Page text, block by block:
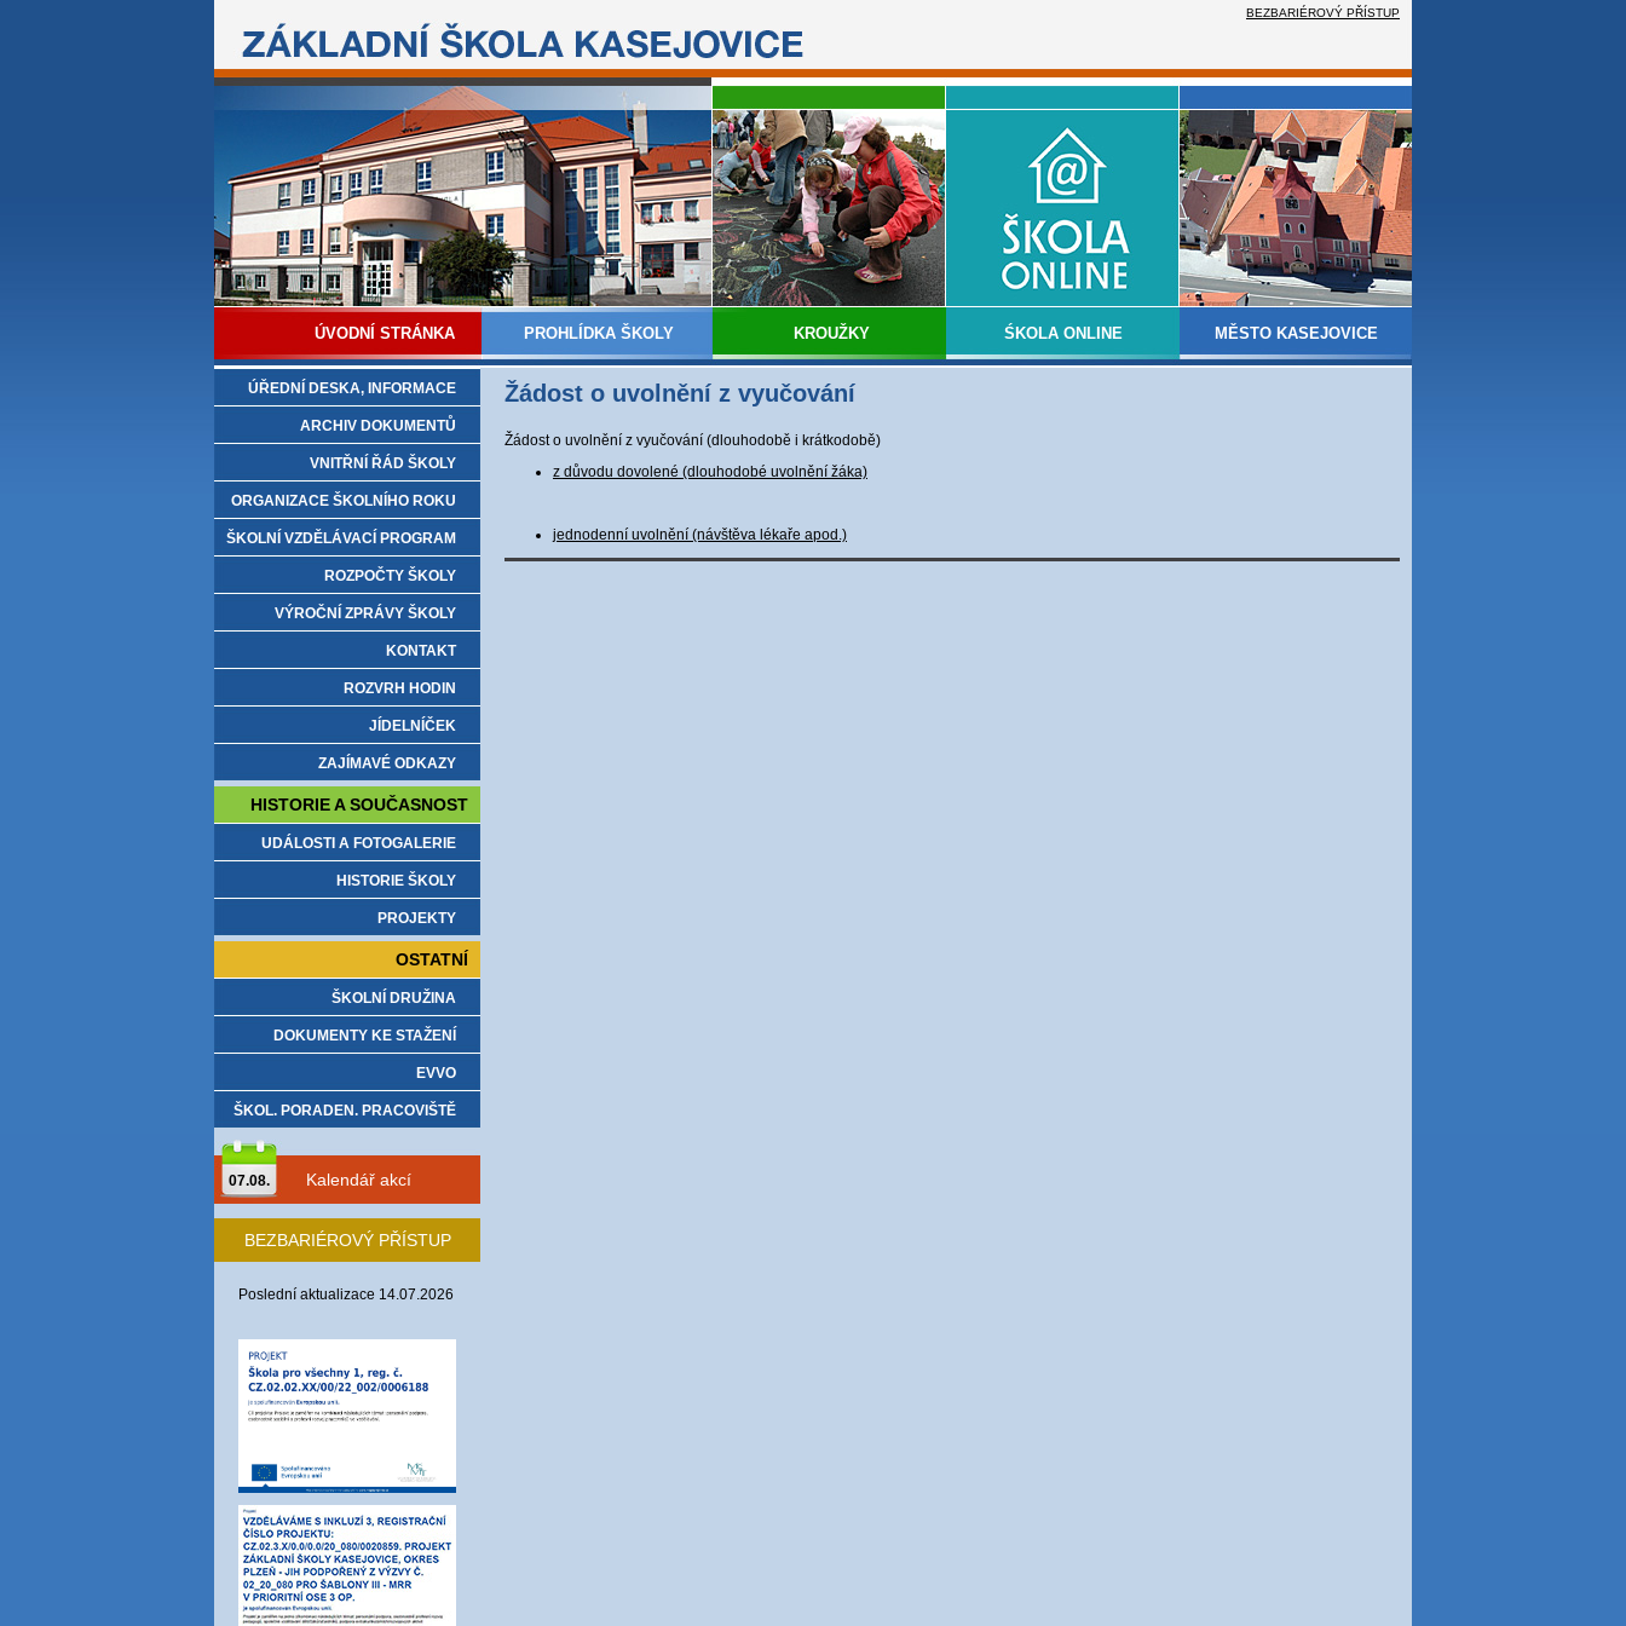
BEZBARIÉROVÝ PŘÍSTUP
ÚVODNÍ STRÁNKA PROHLÍDKA ŠKOLY KROUŽKY ŚKOLA ONLINE MĚSTO KASEJOVICE
Žádost o uvolnění z vyučování
Žádost o uvolnění z vyučování (dlouhodobě i krátkodobě)
z důvodu dovolené (dlouhodobé uvolnění žáka)
jednodenní uvolnění (návštěva lékaře apod.)
ÚŘEDNÍ DESKA, INFORMACE
ARCHIV DOKUMENTŮ
VNITŘNÍ ŘÁD ŠKOLY
ORGANIZACE ŠKOLNÍHO ROKU
ŠKOLNÍ VZDĚLÁVACÍ PROGRAM
ROZPOČTY ŠKOLY
VÝROČNÍ ZPRÁVY ŠKOLY
KONTAKT
ROZVRH HODIN
JÍDELNÍČEK
ZAJÍMAVÉ ODKAZY
HISTORIE A SOUČASNOST
UDÁLOSTI A FOTOGALERIE
HISTORIE ŠKOLY
PROJEKTY
OSTATNÍ
ŠKOLNÍ DRUŽINA
DOKUMENTY KE STAŽENÍ
EVVO
ŠKOL. PORADEN. PRACOVIŠTĚ
07.08. Kalendář akcí
BEZBARIÉROVÝ PŘÍSTUP
Poslední aktualizace 14.07.2026